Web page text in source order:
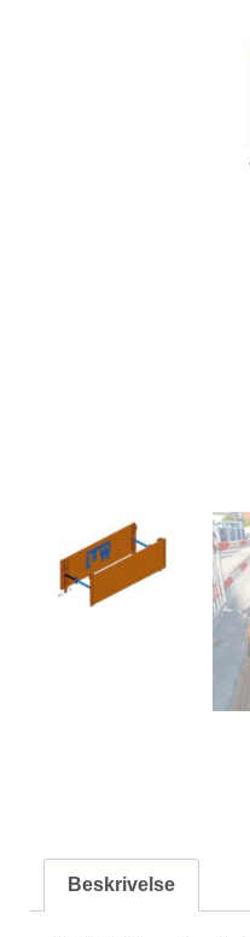
Beskrivelse